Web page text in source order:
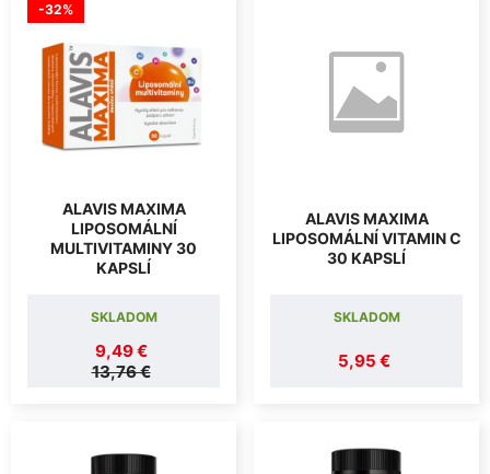
-32%
ALAVIS MAXIMA
LIPOSOMÁLNÍ
MULTIVITAMINY 30
KAPSLÍ
9,49 €
13,76 €
SKLADOM
ALAVIS MAXIMA
LIPOSOMÁLNÍ VITAMIN C
30 KAPSLÍ
5,95 €
SKLADOM